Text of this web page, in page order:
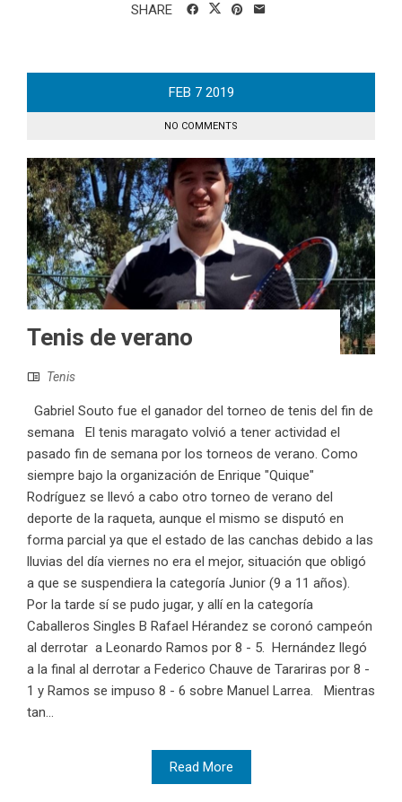
SHARE
FEB 7 2019
NO COMMENTS
Tenis de verano
Tenis
Gabriel Souto fue el ganador del torneo de tenis del fin de
semana El tenis maragato volvió a tener actividad el
pasado fin de semana por los torneos de verano. Como
siempre bajo la organización de Enrique "Quique"
Rodríguez se llevó a cabo otro torneo de verano del
deporte de la raqueta, aunque el mismo se disputó en
forma parcial ya que el estado de las canchas debido a las
lluvias del día viernes no era el mejor, situación que obligó
a que se suspendiera la categoría Junior (9 a 11 años).
Por la tarde sí se pudo jugar, y allí en la categoría
Caballeros Singles B Rafael Hérandez se coronó campeón
al derrotar a Leonardo Ramos por 8 - 5. Hernández llegó
a la final al derrotar a Federico Chauve de Tarariras por 8 -
1 y Ramos se impuso 8 - 6 sobre Manuel Larrea. Mientras
tan...
Read More